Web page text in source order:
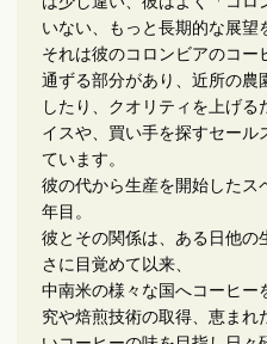
いない、もっと長期的な展望
それは彼のコロンビアのコー
通ずる部分があり、近所の農
したり、クオリティを上げ
イスや、買い手を探すセール
ています。
彼の代から生産を開始した
年目。
彼とその関係は、ある日他の
さに目覚めて以来、
中南米の様々な国へコーヒー
究や焙煎技術の取得、恵まれ